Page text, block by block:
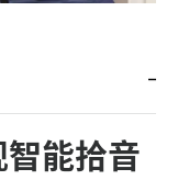
能拾音